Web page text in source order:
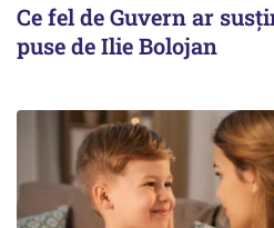
Ce fel de Guvern ar
puse de Ilie Bolojan